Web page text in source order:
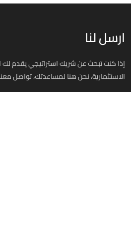
ارسل لنا
إذا كنت تبحث عن شريك استراتيجي يقدم لك
الاستثمارية، نحن هنا لمساعدتك، تواصل